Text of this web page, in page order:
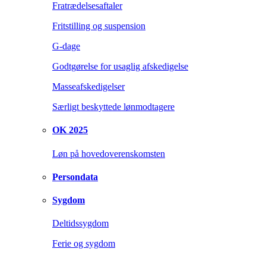
Fratrædelsesaftaler
Fritstilling og suspension
G-dage
Godtgørelse for usaglig afskedigelse
Masseafskedigelser
Særligt beskyttede lønmodtagere
OK 2025
Løn på hovedoverenskomsten
Persondata
Sygdom
Deltidssygdom
Ferie og sygdom